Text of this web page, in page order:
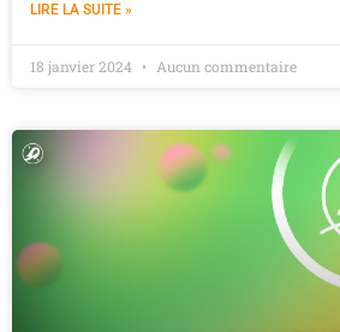
LIRE LA SUITE »
18 janvier 2024 Aucun commentaire